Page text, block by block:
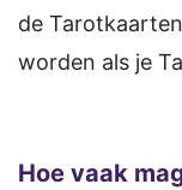
de
worden als je
Hoe vaak